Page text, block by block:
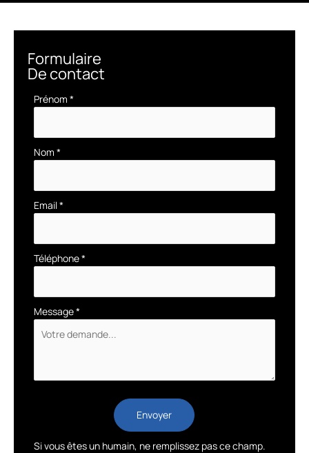
Formulaire
De contact
Formulaire
Prénom *
Nom *
Email*
Téléphone*
Message*
Envoyer
Si vous êtes un humain, ne remplissez pas ce champ.